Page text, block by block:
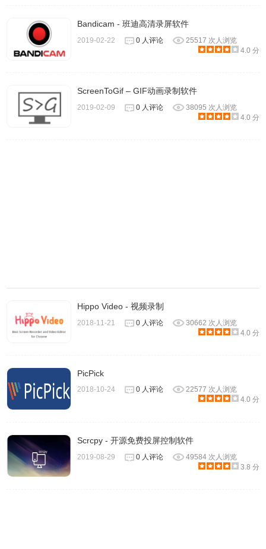
自动录制视频。另外一个就是“跟随录制”，它能够设置跟随
录制一个正在运行的程序，当跟随程序结束运行时，录屏也
会自动结束。以上两个功能都能够帮助用户在不方便或者没
置输出目录就可以轻松管理它们，并且能够直接查看文件
名、名称、录制视频。相较于从目录中查看，就会显得更加
Bandicam - 班迪高清录屏软件
2019-02-22 0 人评论
25517 次人浏览
4.0 分
ScreenToGif – GIF动画录制软件
2019-02-09 0 人评论
38095 次人浏览
4.0 分
Hippo Video - 视频录制
2018-11-21 0 人评论
30662 次人浏览
4.0 分
PicPick
2018-10-24 0 人评论
22577 次人浏览
4.0 分
Scrcpy - 开源免费投屏控制软件
2019-08-29 0 人评论
49584 次人浏览
3.8 分